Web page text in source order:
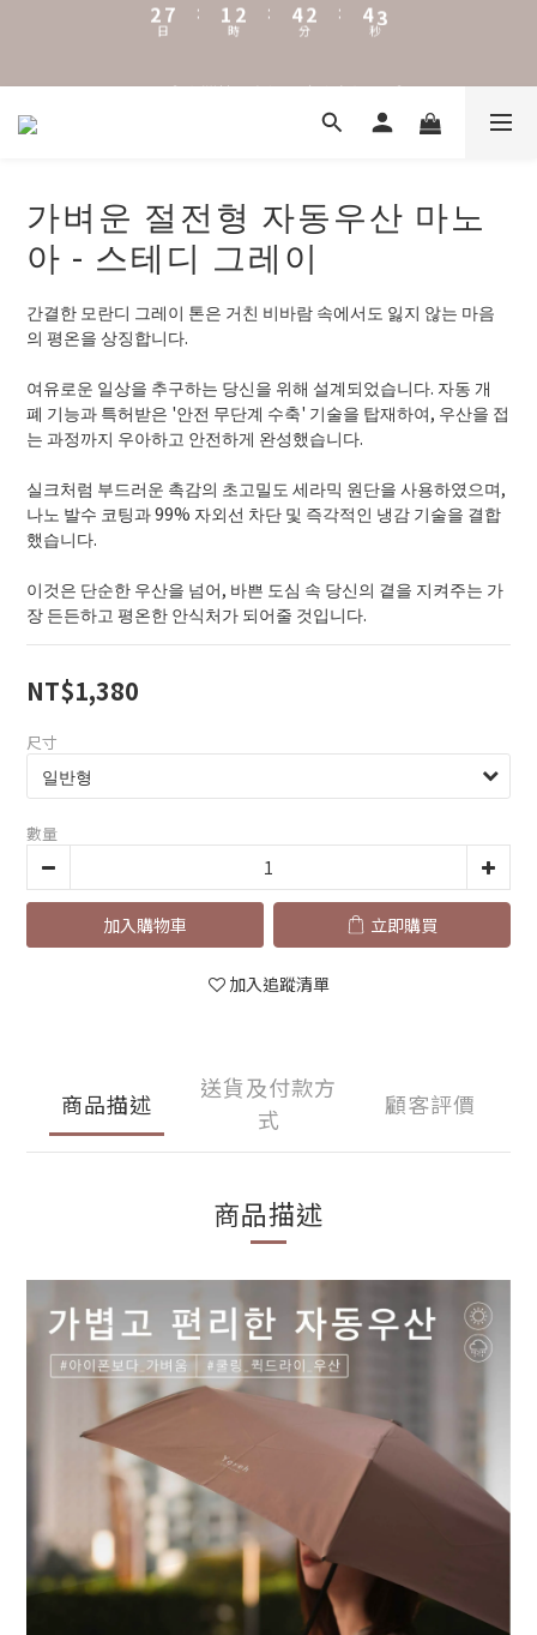
˖⋆꙳𝜗𝜚꙳. Shefa 沃野棕4款 全新上市˖⋆꙳𝜗𝜚꙳
05
4
2
0
2
1
0
2
1
0
‧⁺ ⊹˚. 台灣地區任選兩支傘免運 ⁺ ⊹˚.
˖⋆꙳𝜗𝜚꙳. Shefa 沃野棕4款 全新上市˖⋆꙳𝜗𝜚꙳
가벼운 절전형 자동우산 마노
아 - 스테디 그레이
간결한 모란디 그레이 톤은 거친 비바람 속에서도 잃지 않는 마음
의 평온을 상징합니다.
여유로운 일상을 추구하는 당신을 위해 설계되었습니다. 자동 개
폐 기능과 특허받은 '안전 무단계 수축' 기술을 탑재하여, 우산을 접
는 과정까지 우아하고 안전하게 완성했습니다.
실크처럼 부드러운 촉감의 초고밀도 세라믹 원단을 사용하였으며,
나노 발수 코팅과 99% 자외선 차단 및 즉각적인 냉감 기술을 결합
했습니다.
이것은 단순한 우산을 넘어, 바쁜 도심 속 당신의 곁을 지켜주는 가
장 든든하고 평온한 안식처가 되어줄 것입니다.
NT$1,380
尺寸
數量
加入購物車 立即購買
加入追蹤清單
商品描述
送貨及付款方
式
顧客評價
商品描述